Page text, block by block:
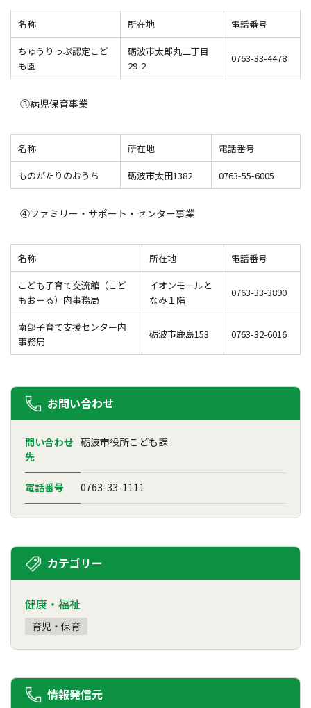
名称 所在地 電話番号
ちゅうりっぷ認定こど
も園
砺波市太郎丸二丁目
29-2
0763-33-4478
③病児保育事業
名称 所在地 電話番号
ものがたりのおうち 砺波市太田1382 0763-55-6005
④ファミリー・サポート・センター事業
名称 所在地 電話番号
こども子育て交流館（こど
もおーる）内事務局
イオンモールと
なみ１階
0763-33-3890
南部子育て支援センター内
事務局
砺波市鹿島153 0763-32-6016
お問い合わせ
問い合わせ
先
砺波市役所こども課
電話番号 0763-33-1111
カテゴリー
健康・福祉
育児・保育
情報発信元